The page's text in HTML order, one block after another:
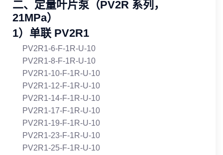
二、定量叶片泵（PV2R 系列，
21MPa）
1）单联 PV2R1
PV2R1‑6‑F‑1R‑U‑10
PV2R1‑8‑F‑1R‑U‑10
PV2R1‑10‑F‑1R‑U‑10
PV2R1‑12‑F‑1R‑U‑10
PV2R1‑14‑F‑1R‑U‑10
PV2R1‑17‑F‑1R‑U‑10
PV2R1‑19‑F‑1R‑U‑10
PV2R1‑23‑F‑1R‑U‑10
PV2R1‑25‑F‑1R‑U‑10